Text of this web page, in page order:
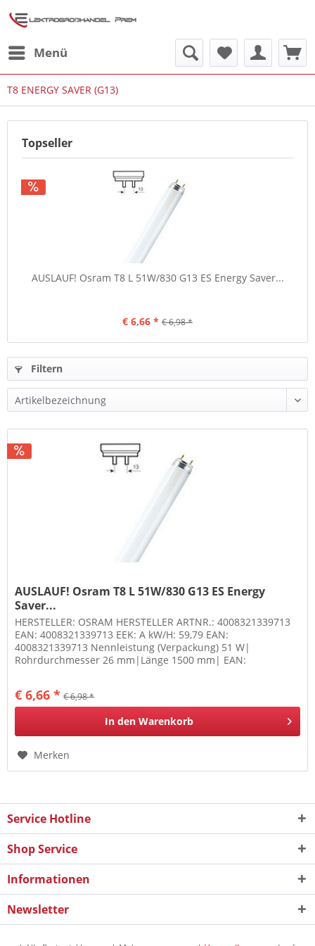
Menü
T8 ENERGY SAVER (G13)
Topseller
AUSLAUF! Osram T8 L 51W/830 G13 ES Energy Saver...
€ 6,66 * € 6,98 *
Filtern
AUSLAUF! Osram T8 L 51W/830 G13 ES Energy
Saver...
HERSTELLER: OSRAM HERSTELLER ARTNR.: 4008321339713
EAN: 4008321339713 EEK: A kW/H: 59,79 EAN:
4008321339713 Nennleistung (Verpackung) 51 W|
Rohrdurchmesser 26 mm|Länge 1500 mm| EAN:
€ 6,66 * € 6,98 *
In den Warenkorb
Merken
Service Hotline
Shop Service
Informationen
Newsletter